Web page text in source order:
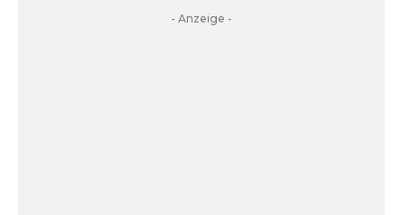
- Anzeige -